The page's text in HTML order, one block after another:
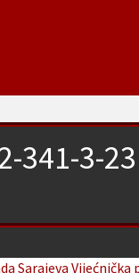
341-3-
Sarajeva Vijećnička